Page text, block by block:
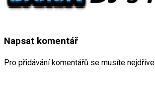
Napsat komentář
Pro přidávání komentářů se musíte nejdříve